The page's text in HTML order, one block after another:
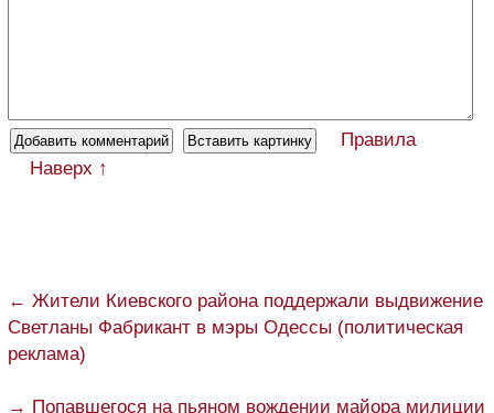
Правила
Наверх ↑
← Жители Киевского района поддержали выдвижение
Светланы Фабрикант в мэры Одессы (политическая
реклама)
→ Попавшегося на пьяном вождении майора милиции